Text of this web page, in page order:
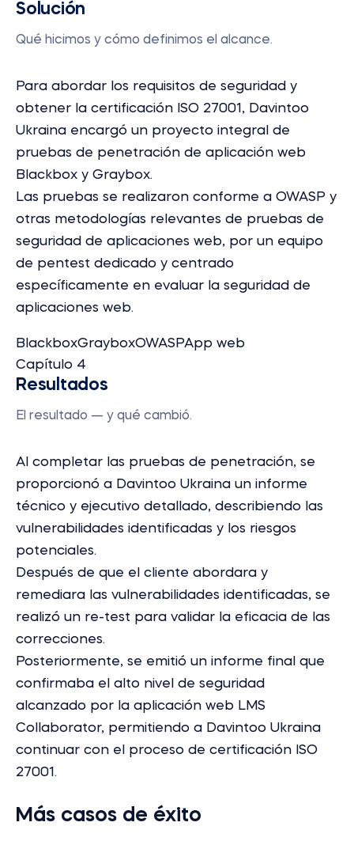
Solución
Qué hicimos y cómo definimos el alcance.
Para abordar los requisitos de seguridad y
obtener la certificación ISO 27001, Davintoo
Ukraina encargó un proyecto integral de
pruebas de penetración de aplicación web
Blackbox y Graybox.
Las pruebas se realizaron conforme a OWASP y
otras metodologías relevantes de pruebas de
seguridad de aplicaciones web, por un equipo
de pentest dedicado y centrado
específicamente en evaluar la seguridad de
aplicaciones web.
BlackboxGrayboxOWASPApp web
Capítulo 4
Resultados
El resultado — y qué cambió.
Al completar las pruebas de penetración, se
proporcionó a Davintoo Ukraina un informe
técnico y ejecutivo detallado, describiendo las
vulnerabilidades identificadas y los riesgos
potenciales.
Después de que el cliente abordara y
remediara las vulnerabilidades identificadas, se
realizó un re-test para validar la eficacia de las
correcciones.
Posteriormente, se emitió un informe final que
confirmaba el alto nivel de seguridad
alcanzado por la aplicación web LMS
Collaborator, permitiendo a Davintoo Ukraina
continuar con el proceso de certificación ISO
27001.
Más casos de éxito